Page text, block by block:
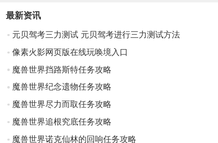
最新资讯
元贝驾考三力测试 元贝驾考进行三力测试方法
像素火影网页版在线玩唤境入口
魔兽世界挡路斯特任务攻略
魔兽世界纪念遗物任务攻略
魔兽世界尽力而取任务攻略
魔兽世界追根究底任务攻略
魔兽世界诺克仙林的回响任务攻略